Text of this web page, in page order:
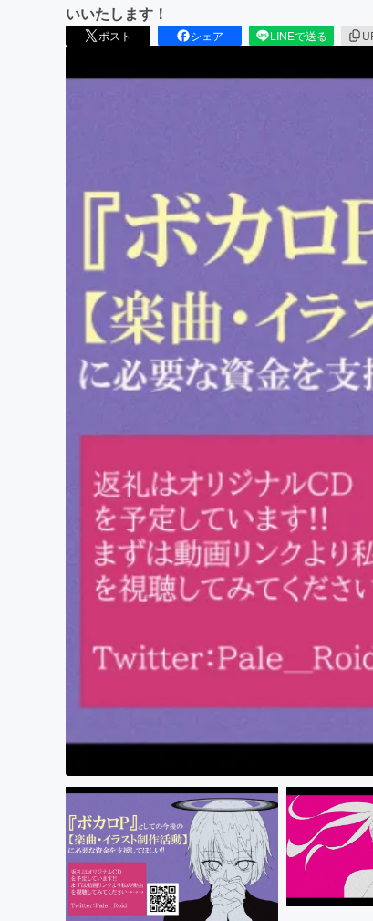
いいたします！
ポスト シェア LINEで送る